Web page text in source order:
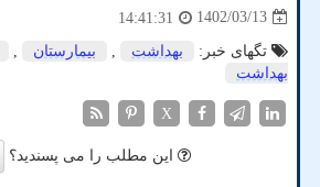
1402/03/13
14:41:31
تگهای خبر:
بهداشت , بیمارستان ,
بهداشت
X
این مطلب را می پسندید؟